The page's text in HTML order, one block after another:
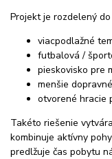
Projekt je rozdelený
viacpodlažné
futbalová /
pieskovisko pre
menšie
otvorené hracie
Takéto riešenie vytvára
kombinuje aktívny
predlžuje čas pobytu